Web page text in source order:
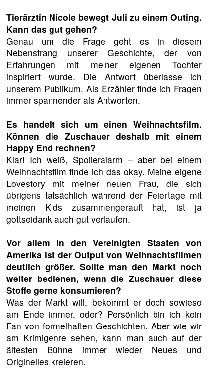
Tierärztin Nicole bewegt Juli zu einem Outing.
Kann das gut gehen?
Genau um die Frage geht es in diesem
Nebenstrang unserer Geschichte, der von
Erfahrungen mit meiner eigenen Tochter
inspiriert wurde. Die Antwort überlasse ich
unserem Publikum. Als Erzähler finde ich Fragen
immer spannender als Antworten.
Es handelt sich um einen Weihnachtsfilm.
Können die Zuschauer deshalb mit einem
Happy End rechnen?
Klar! Ich weiß, Spoileralarm – aber bei einem
Weihnachtsfilm finde ich das okay. Meine eigene
Lovestory mit meiner neuen Frau, die sich
übrigens tatsächlich während der Feiertage mit
meinen Kids zusammengerauft hat, ist ja
gottseidank auch gut verlaufen.
Vor allem in den Vereinigten Staaten von
Amerika ist der Output von Weihnachtsfilmen
deutlich größer. Sollte man den Markt noch
weiter bedienen, wenn die Zuschauer diese
Stoffe gerne konsumieren?
Was der Markt will, bekommt er doch sowieso
am Ende immer, oder? Persönlich bin ich kein
Fan von formelhaften Geschichten. Aber wie wir
am Krimigenre sehen, kann man auch auf der
ältesten Bühne immer wieder Neues und
Originelles kreieren.